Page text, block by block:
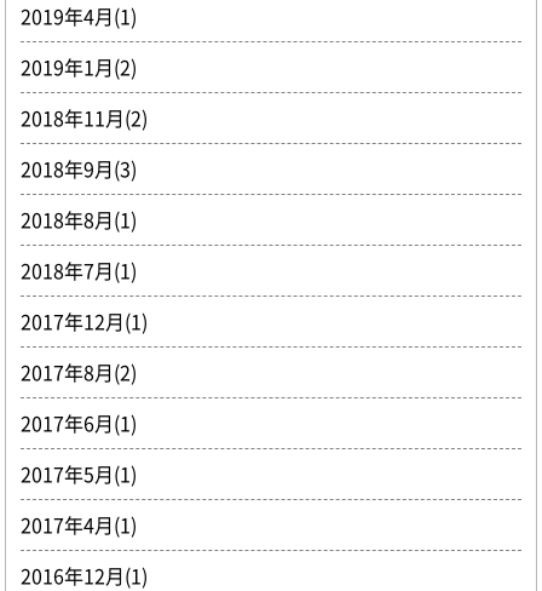
2019年4月(1)
2019年1月(2)
2018年11月(2)
2018年9月(3)
2018年8月(1)
2018年7月(1)
2017年12月(1)
2017年8月(2)
2017年6月(1)
2017年5月(1)
2017年4月(1)
2016年12月(1)